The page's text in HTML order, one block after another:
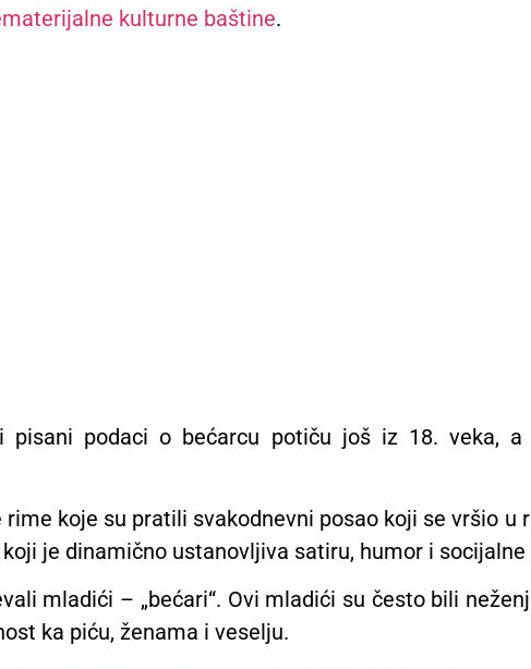
kulturne baštine.
pisani podaci o bećarcu potiču još iz 18. veka,
koje su pratili svakodnevni posao koji se vršio u
je dinamično ustanovljiva satiru, humor i
mladići – „bećari“. Ovi mladići su često bili
ka piću, ženama i veselju.